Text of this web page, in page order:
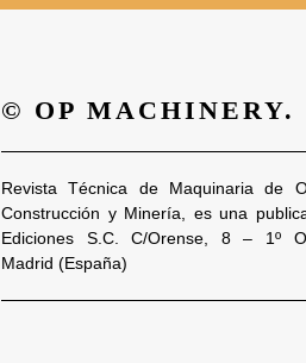
© OP MACHINERY.
Revista Técnica de Maquinaria de
Construcción y Minería, es una
Ediciones S.C. C/Orense, 8 – 1º
Madrid (España)